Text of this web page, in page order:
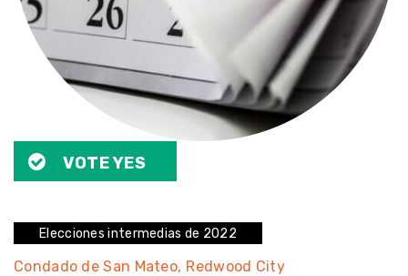
VOTE YES
Elecciones intermedias de 2022
Condado de San Mateo Redwood City